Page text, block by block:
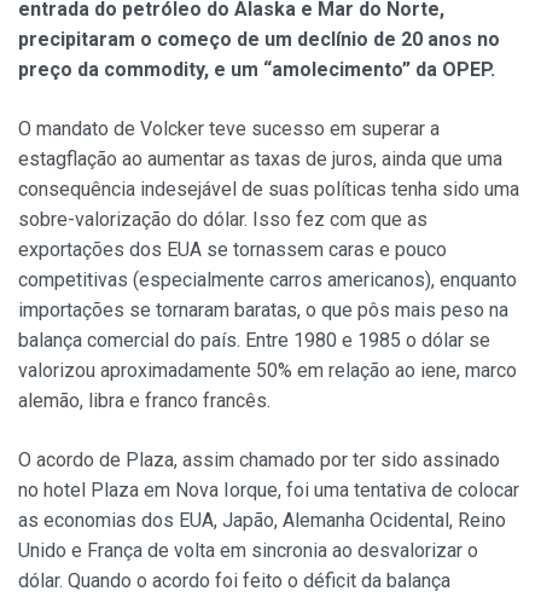
entrada do petróleo do Alaska e Mar do Norte,
precipitaram o começo de um declínio de 20 anos no
preço da commodity, e um “amolecimento” da OPEP.
O mandato de Volcker teve sucesso em superar a
estagflação ao aumentar as taxas de juros, ainda que uma
consequência indesejável de suas políticas tenha sido uma
sobre-valorização do dólar. Isso fez com que as
exportações dos EUA se tornassem caras e pouco
competitivas (especialmente carros americanos), enquanto
importações se tornaram baratas, o que pôs mais peso na
balança comercial do país. Entre 1980 e 1985 o dólar se
valorizou aproximadamente 50% em relação ao iene, marco
alemão, libra e franco francês.
O acordo de Plaza, assim chamado por ter sido assinado
no hotel Plaza em Nova Iorque, foi uma tentativa de colocar
as economias dos EUA, Japão, Alemanha Ocidental, Reino
Unido e França de volta em sincronia ao desvalorizar o
dólar. Quando o acordo foi feito o déficit da balança